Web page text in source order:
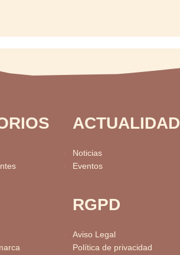
ACTUALIDAD
Noticias
Eventos
RGPD
Aviso Legal
Política de privacidad